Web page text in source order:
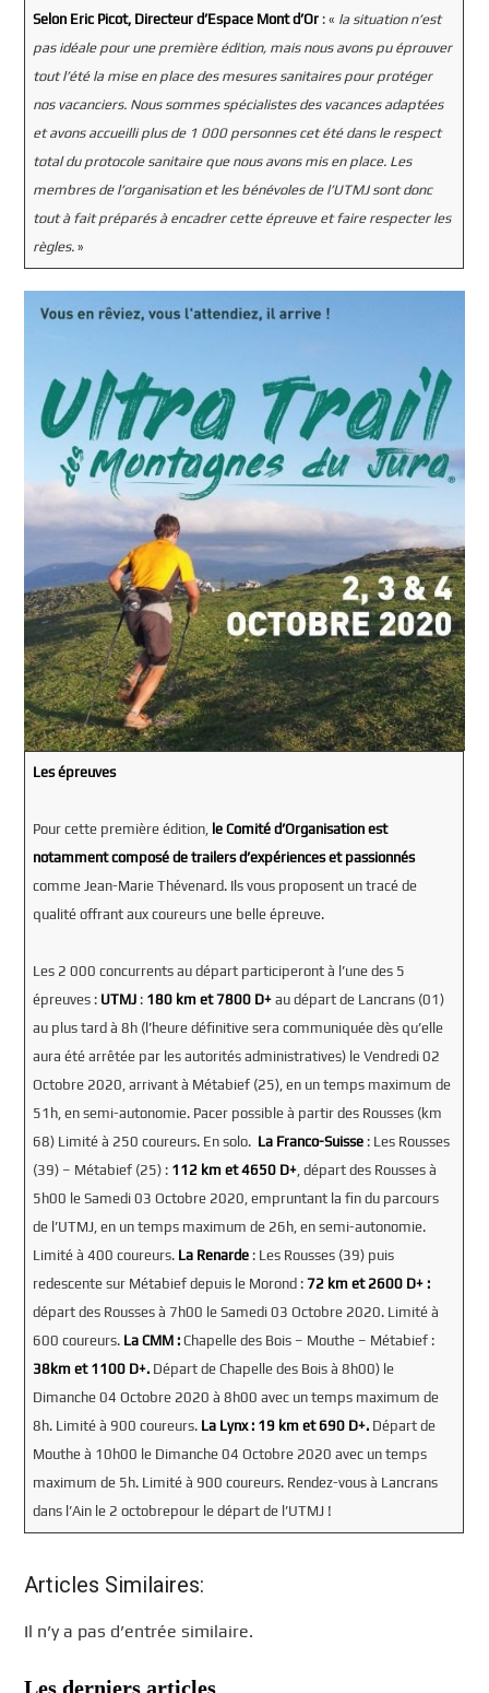
Selon Eric Picot, Directeur d’Espace Mont d’Or: « la situation n’est
pas idéale pour une première édition, mais nous avons pu éprouver
tout l’été la mise en place des mesures sanitaires pour protéger
nos vacanciers. Nous sommes spécialistes des vacances adaptées
et avons accueilli plus de 1 000 personnes cet été dans le respect
total du protocole sanitaire que nous avons mis en place. Les
membres de l’organisation et les bénévoles de l’UTMJ sont donc
tout à fait préparés à encadrer cette épreuve et faire respecter les
règles.»
Les épreuves
Pour cette première édition, le Comité d’Organisation est
notamment composé de trailers d’expériences et passionnés
comme Jean-Marie Thévenard. Ils vous proposent un tracé de
qualité offrant aux coureurs une belle épreuve.
Les 2 000 concurrents au départ participeront à l’une des 5
épreuves : UTMJ: 180 km et 7800 D+au départ de Lancrans (01)
au plus tard à 8h (l’heure définitive sera communiquée dès qu’elle
aura été arrêtée par les autorités administratives) le Vendredi 02
Octobre 2020, arrivant à Métabief (25), en un temps maximum de
51h, en semi-autonomie. Pacer possible à partir des Rousses (km
68) Limité à 250 coureurs. En solo. La Franco-Suisse: Les Rousses
(39) – Métabief (25) : 112 km et 4650 D+, départ des Rousses à
5h00 le Samedi 03 Octobre 2020, empruntant la fin du parcours
de l’UTMJ, en un temps maximum de 26h, en semi-autonomie.
Limité à 400 coureurs. La Renarde: Les Rousses (39) puis
redescente sur Métabief depuis le Morond : 72 km et 2600 D+ :
départ des Rousses à 7h00 le Samedi 03 Octobre 2020. Limité à
600 coureurs. La CMM : Chapelle des Bois – Mouthe – Métabief :
38km et 1100 D+.Départ de Chapelle des Bois à 8h00) le
Dimanche 04 Octobre 2020 à 8h00 avec un temps maximum de
8h. Limité à 900 coureurs. La Lynx : 19 km et 690 D+.Départ de
Mouthe à 10h00 le Dimanche 04 Octobre 2020 avec un temps
maximum de 5h. Limité à 900 coureurs. Rendez-vous à Lancrans
dans l’Ain le 2 octobrepour le départ de l’UTMJ !
Articles Similaires:
Il n’y a pas d’entrée similaire.
Les derniers articles